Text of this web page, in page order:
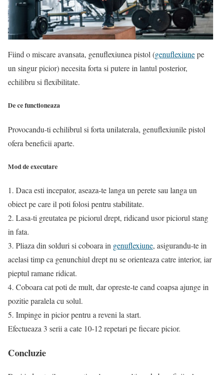
Fiind o miscare avansata, genuflexiunea pistol (genuflexiunepe
un singur picior) necesita forta si putere in lantul posterior,
echilibru si flexibilitate.
De ce functioneaza
Provocandu-ti echilibrul si forta unilaterala, genuflexiunile pistol
ofera beneficii aparte.
Mod de executare
1. Daca esti incepator, aseaza-te langa un perete sau langa un
obiect pe care il poti folosi pentru stabilitate.
2. Lasa-ti greutatea pe piciorul drept, ridicand usor piciorul stang
in fata.
3. Pliaza din solduri si coboara in genuflexiune, asigurandu-te in
acelasi timp ca genunchiul drept nu se orienteaza catre interior, iar
pieptul ramane ridicat.
4. Coboara cat poti de mult, dar opreste-te cand coapsa ajunge in
pozitie paralela cu solul.
5. Impinge in picior pentru a reveni la start.
Efectueaza 3 serii a cate 10-12 repetari pe fiecare picior.
Concluzie